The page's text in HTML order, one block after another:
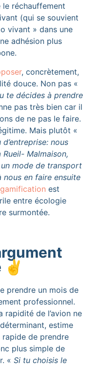
réchauffement
(qui se souvient
vivant » dans une
adhésion plus
, concrètement,
douce. Non pas «
te décides à prendre
pas très bien car il
de ne pas le faire.
Mais plutôt «
nous
Malmaison,
mode de transport
nous en faire ensuite
est
entre écologie
surmontée.
✌️
prendre un mois de
professionnel.
de l’avion ne
estime
rapide de prendre
plus simple de
« Si tu choisis le